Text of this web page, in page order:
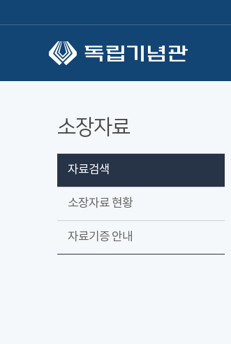
소장자료
자료검색
소장자료 현황
자료기증 안내